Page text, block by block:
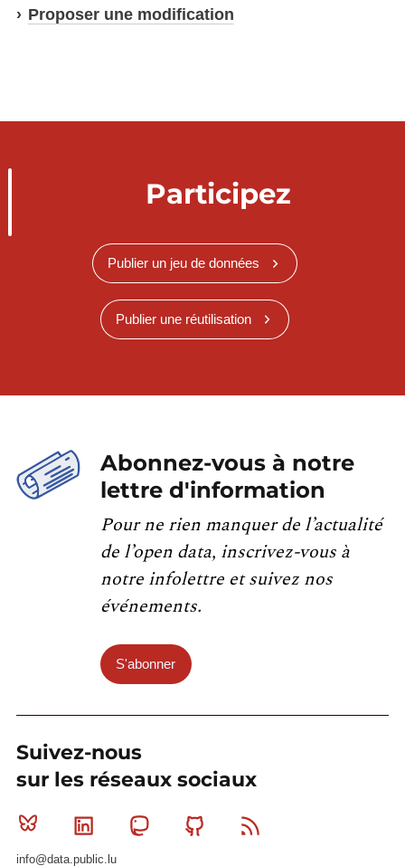
Proposer une modification
Participez
Publier un jeu de données
Publier une réutilisation
Abonnez-vous à notre
lettre d'information
Pour ne rien manquer de l’actualité
de l’open data, inscrivez-vous à
notre infolettre et suivez nos
événements.
S'abonner
Suivez-nous
sur les réseaux sociaux
Bluesky Linkedin MastodonGithub
info@data.public.lu